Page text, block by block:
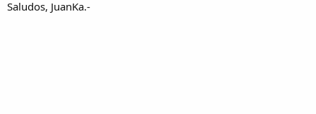
Saludos, JuanKa.-